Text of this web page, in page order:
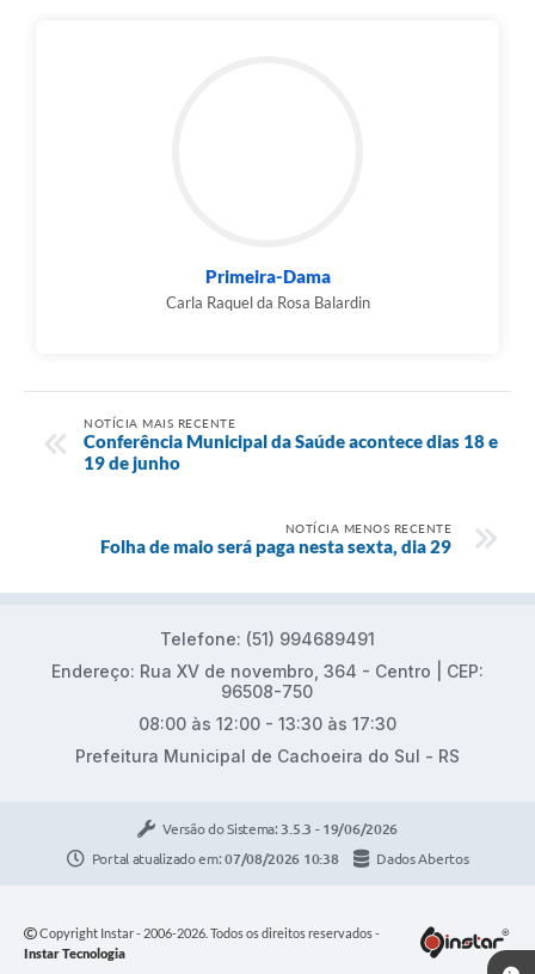
Primeira-Dama
Carla Raquel da Rosa Balardin
NOTÍCIA MAIS RECENTE
Conferência Municipal da Saúde acontece dias 18 e
19 de junho
NOTÍCIA MENOS RECENTE
Folha de maio será paga nesta sexta, dia 29
Telefone: (51) 994689491
Endereço: Rua XV de novembro, 364 - Centro | CEP:
96508-750
08:00 às 12:00 - 13:30 às 17:30
Prefeitura Municipal de Cachoeira do Sul - RS
Versão do Sistema: 3.5.3 - 19/06/2026
Portal atualizado em:07/08/2026 10:38 Dados Abertos
Copyright Instar - 2006-2026. Todos os direitos reservados -
Instar Tecnologia